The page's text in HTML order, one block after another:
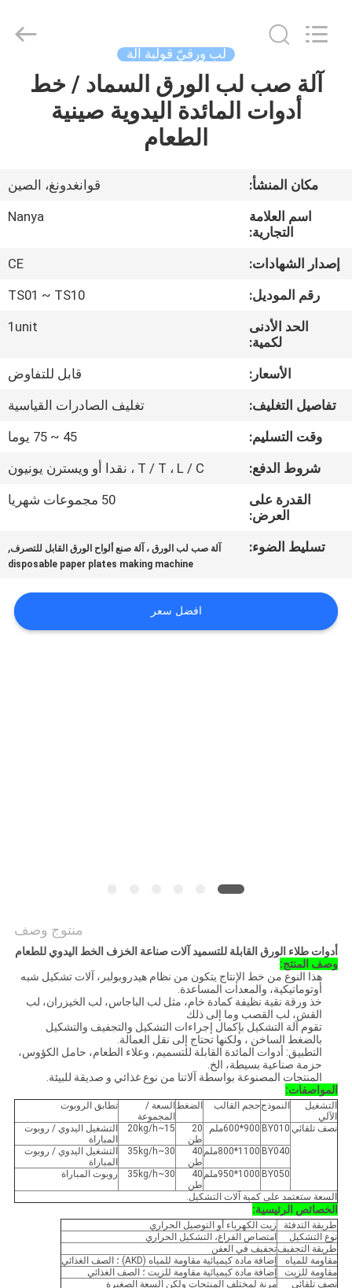
الصفحة
الرئيسية
أشرطة
عرض
الواقع
الافتراضي
معلومات
عنا
جولة
المعمل
الجودة
Equipment
لب ورقيّ قولبة آلة
آلة صب لب الورق السماد / خط
أدوات المائدة اليدوية صينية
الطعام
مكان المنشأ:
قوانغدونغ، الصين
اسم العلامة
التجارية:
Nanya
إصدار الشهادات:
CE
رقم الموديل:
TS01 ~ TS10
الحد الأدنى
لكمية:
1unit
الأسعار:
قابل للتفاوض
تفاصيل التغليف:
تغليف الصادرات القياسية
وقت التسليم:
45 ~ 75 يوما
شروط الدفع:
T / T ، L / C ، نقدا أو ويسترن يونيون
القدرة على
العرض:
50 مجموعات شهريا
تسليط الضوء: آلة صب لب الورق ، آلة صنع ألواح الورق القابل للتصرف,
disposable paper plates making machine
افضل سعر
منتوج وصف
أدوات طلاء الورق القابلة للتسميد آلات صناعة الخزف الخط اليدوي للطعام
وصف المنتج:
هذا النوع من خط الإنتاج يتكون من نظام هيدروبولبر، آلات تشكيل شبه
أوتوماتيكية، والمعدات المساعدة.
خذ ورقة نقية نظيفة كمادة خام، مثل لب الباجاس، لب الخيزران، لب
القش، لب القصب وما إلى ذلك
تقوم آلة التشكيل بإكمال إجراءات التشكيل والتجفيف والتشكيل
بالضغط الساخن ، ولكنها تحتاج إلى نقل العمالة.
التطبيق: أدوات المائدة القابلة للتسميم، وعلاء الطعام، حامل الكؤوس،
حزمة صناعية بسيطة، الخ.
المنتجات المصنوعة بواسطة آلاتنا من نوع غذائي و صديقة للبيئة.
المواصفات:
التشغيل
الآلي
النموذجحجم القالب الضغط السعة /
المجموعة
تطابق الروبوت
نصف تلقائي BY010 900*600ملم
20
طن
15~20kg/h
التشغيل اليدوي / روبوت
المباراة
BY040 1100*800ملم
40
طن
30~35kg/h
التشغيل اليدوي / روبوت
المباراة
BY050 1000*950ملم
40
طن
30~35kg/h روبوت المباراة
السعة ستعتمد على كمية آلات التشكيل.
الخصائص الرئيسية:
طريقة التدفئة
زيت الكهرباء أو التوصيل الحراري
نوع التشكيل
امتصاص الفراغ، التشكيل الحراري
طريقة التجفيفتجفيف في العفن
مقاومة للمياه
إضافة مادة كيميائية مقاومة للمياه (AKD) ؛ الصف الغذائي
مقاومة للزيت
إضافة مادة كيميائية مقاومة للزيت ؛ الصف الغذائي
نصف تلقائي
مرنة لمختلف المنتجات ولكن السعة الصغيرة